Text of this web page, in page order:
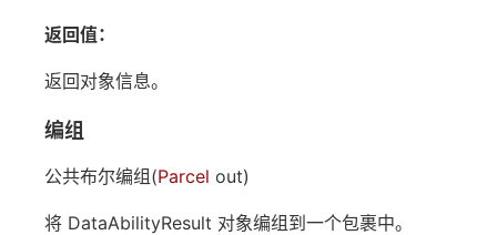
返回值：
返回对象信息。
编组
公共布尔编组(Parcel out)
将 DataAbilityResult 对象编组到一个包裹中。